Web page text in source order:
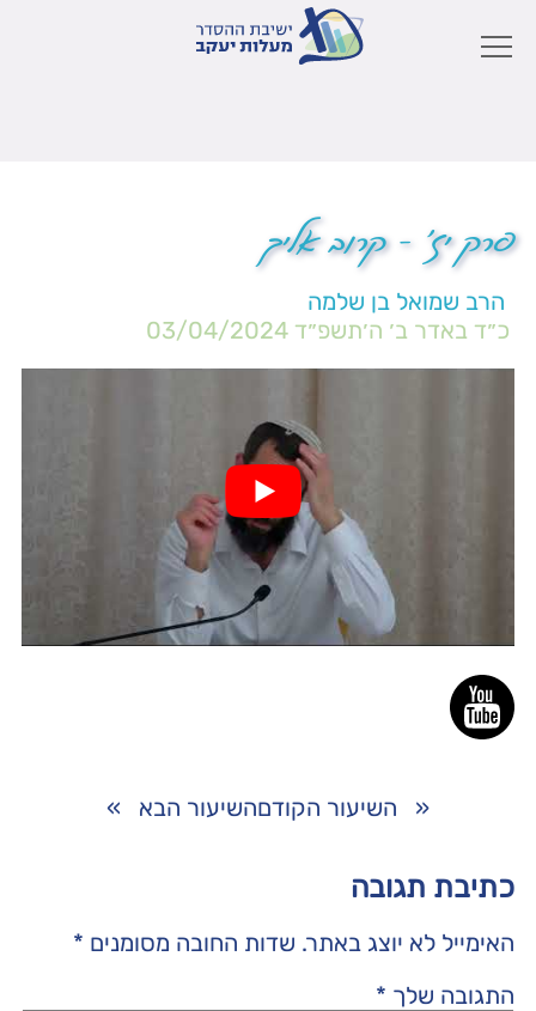
פרק יז' – קרוב אליך
הרב שמואל בן שלמה
כ״ד באדר ב׳ ה׳תשפ״ד 03/04/2024
« השיעור הקודםהשיעור הבא »
כתיבת תגובה
האימייל לא יוצג באתר. שדות החובה מסומנים *
התגובה שלך *